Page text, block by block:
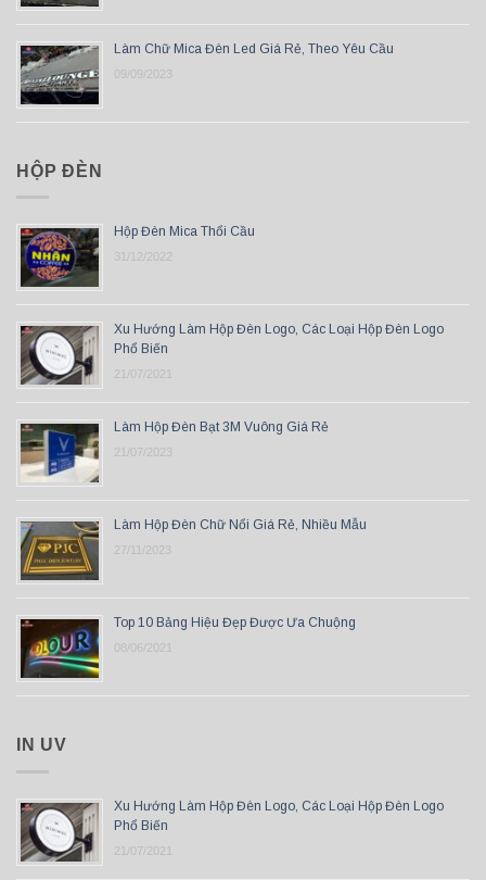
Làm Chữ Mica Đèn Led Giá Rẻ, Theo Yêu Cầu
09/09/2023
HỘP ĐÈN
Hộp Đèn Mica Thổi Cầu
31/12/2022
Xu Hướng Làm Hộp Đèn Logo, Các Loại Hộp Đèn Logo
Phổ Biến
21/07/2021
Làm Hộp Đèn Bạt 3M Vuông Giá Rẻ
21/07/2023
Làm Hộp Đèn Chữ Nổi Giá Rẻ, Nhiều Mẫu
27/11/2023
Top 10 Bảng Hiệu Đẹp Được Ưa Chuộng
08/06/2021
IN UV
Xu Hướng Làm Hộp Đèn Logo, Các Loại Hộp Đèn Logo
Phổ Biến
21/07/2021